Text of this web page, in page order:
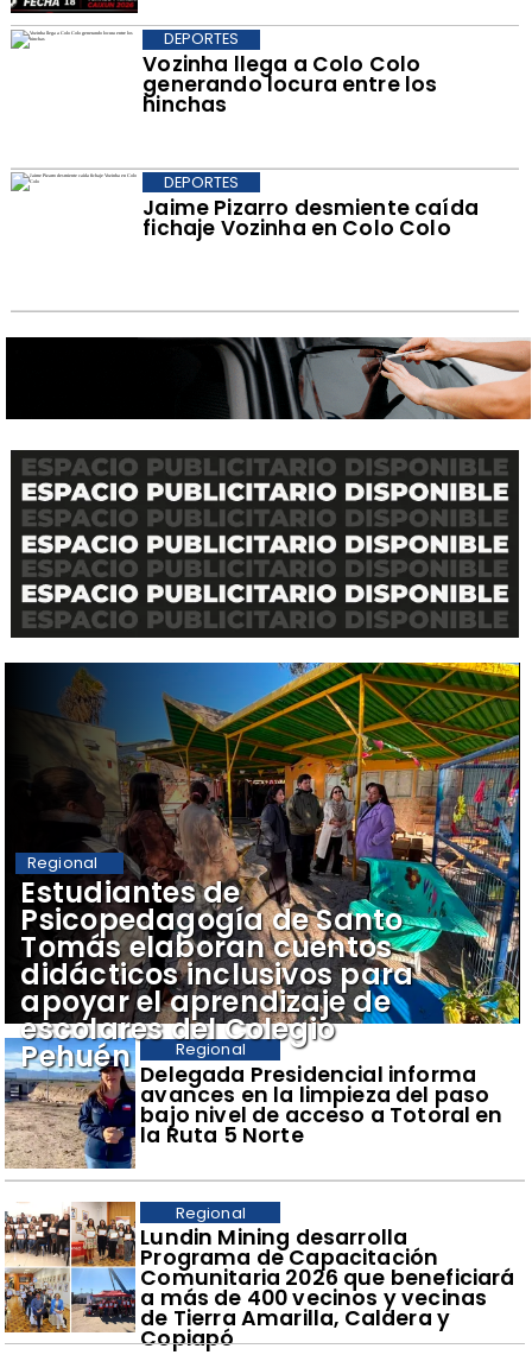
Vozinha llega a Colo Colo
generando locura entre los
hinchas
DEPORTES
Jaime Pizarro desmiente caída
fichaje Vozinha en Colo Colo
DEPORTES
​Delegada Presidencial informa
avances en la limpieza del paso
bajo nivel de acceso a Totoral en
la Ruta 5 Norte
Regional
​Lundin Mining desarrolla
Programa de Capacitación
Comunitaria 2026 que beneficiará
a más de 400 vecinos y vecinas
de Tierra Amarilla, Caldera y
Copiapó
Regional
​Estudiantes de
Psicopedagogía de Santo
Tomás elaboran cuentos
didácticos inclusivos para
apoyar el aprendizaje de
escolares del Colegio
Pehuén
Regional